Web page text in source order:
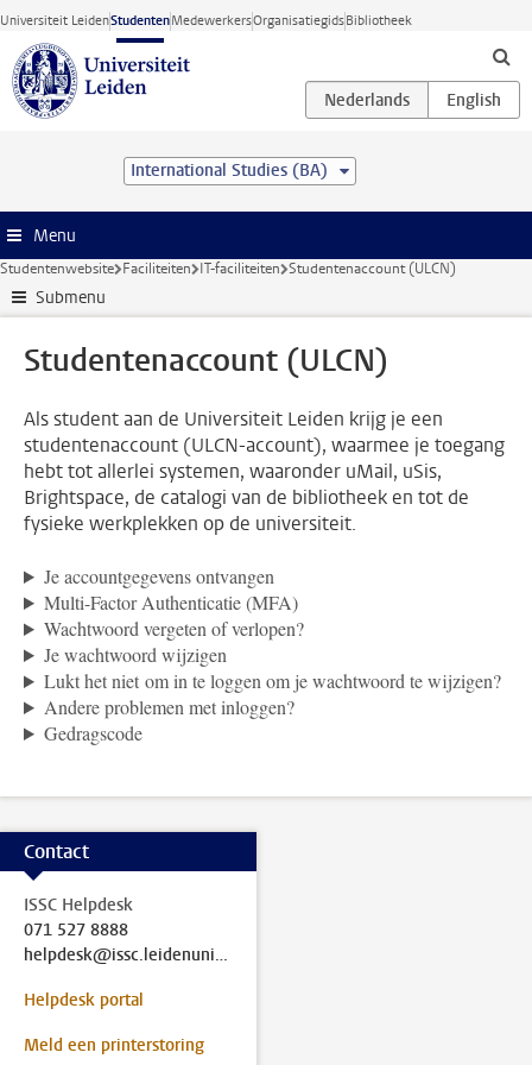
Ga direct naar de inhoud
Universiteit LeidenStudentenMedewerkersOrganisatiegidsBibliotheek
International Studies (BA)
Menu
Studentenwebsite Faciliteiten IT-faciliteiten Studentenaccount (ULCN)
Submenu
Studentenaccount (ULCN)
Als student aan de Universiteit Leiden krijg je een
studentenaccount (ULCN-account), waarmee je toegang
hebt tot allerlei systemen, waaronder uMail, uSis,
Brightspace, de catalogi van de bibliotheek en tot de
fysieke werkplekken op de universiteit.
Je accountgegevens ontvangen
Multi-Factor Authenticatie (MFA)
Wachtwoord vergeten of verlopen?
Je wachtwoord wijzigen
Lukt het niet om in te loggen om je wachtwoord te wijzigen?
Andere problemen met inloggen?
Gedragscode
Contact
ISSC Helpdesk
071 527 8888
helpdesk@issc.leidenuniv.nl
Helpdesk portal
Meld een printerstoring